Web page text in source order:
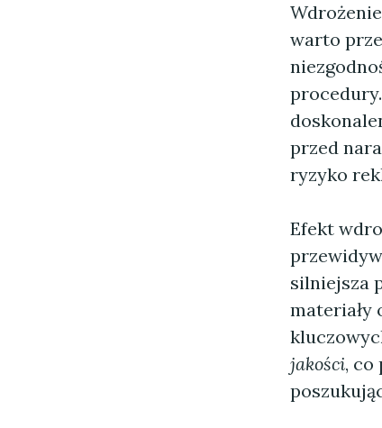
warto
przed
ryzyko
Efekt
silniejsza
materiały
jakości, co